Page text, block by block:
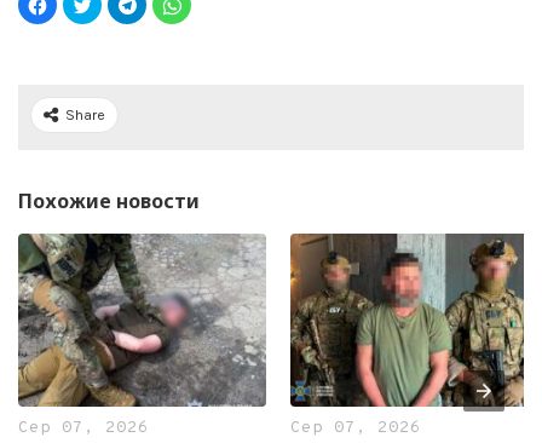
Share
Похожие новости
Сер 07, 2026 Сер 07, 2026